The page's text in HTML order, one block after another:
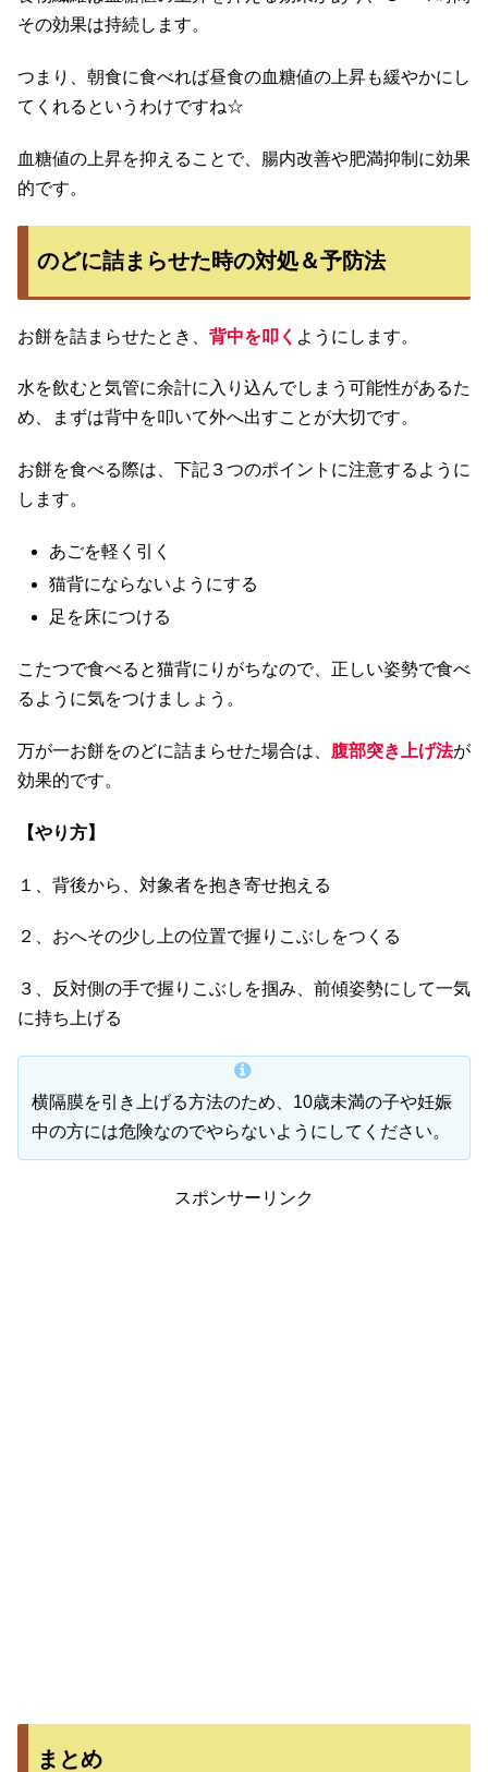
その効果は持続します。
つまり、朝食に食べれば昼食の血糖値の上昇も緩やかにし
てくれるというわけですね☆
血糖値の上昇を抑えることで、腸内改善や肥満抑制に効果
的です。
のどに詰まらせた時の対処＆予防法
お餅を詰まらせたとき、 背中を叩く ようにします。
水を飲むと気管に余計に入り込んでしまう可能性があるた
め、まずは背中を叩いて外へ出すことが大切です。
お餅を食べる際は、下記３つのポイントに注意するように
します。
あごを軽く引く
猫背にならないようにする
足を床につける
こたつで食べると猫背にりがちなので、正しい姿勢で食べ
るように気をつけましょう。
万が一お餅をのどに詰まらせた場合は、 腹部突き上げ法が
効果的です。
【やり方】
１、背後から、対象者を抱き寄せ抱える
２、おへその少し上の位置で握りこぶしをつくる
３、反対側の手で握りこぶしを掴み、前傾姿勢にして一気
に持ち上げる
横隔膜を引き上げる方法のため、10歳未満の子や妊娠
中の方には危険なのでやらないようにしてください。
スポンサーリンク
まとめ